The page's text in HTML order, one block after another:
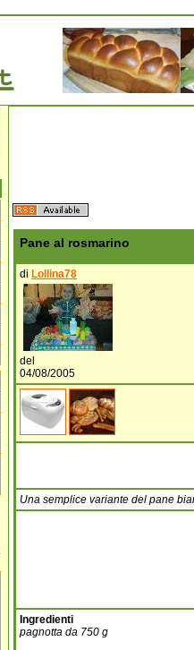
Pane al rosmarino
di Lollina78
del
04/08/2005
Una semplice variante del pane
Ingredienti
pagnotta da 750 g